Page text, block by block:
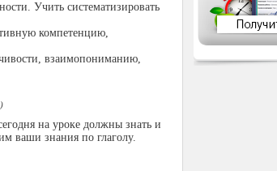
Учить систематизировать
компетенцию,
взаимопониманию,
на уроке должны знать и
ваши знания по глаголу.